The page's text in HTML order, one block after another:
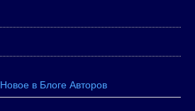
Новое в Блоге Авторов